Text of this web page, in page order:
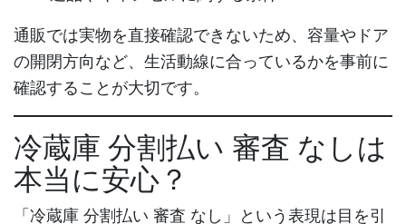
通販では実物を直接確認できないため、容量やドア
の開閉方向など、生活動線に合っているかを事前に
確認することが大切です。
冷蔵庫 分割払い 審査 なし は
本当に安心？
「 冷蔵庫 分割払い 審査 なし 」という表現は目を引